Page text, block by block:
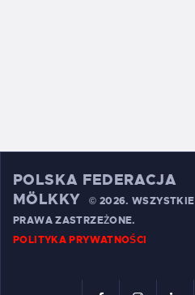
POLSKA FEDERACJA
MÖLKKY
© 2026. WSZYSTKIE
PRAWA ZASTRZEŻONE.
POLITYKA PRYWATNOŚCI